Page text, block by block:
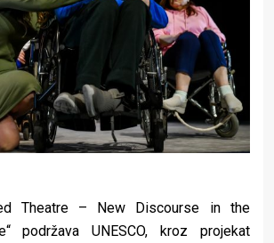
Theatre – New Discourse in the
podržava UNESCO, kroz projekat